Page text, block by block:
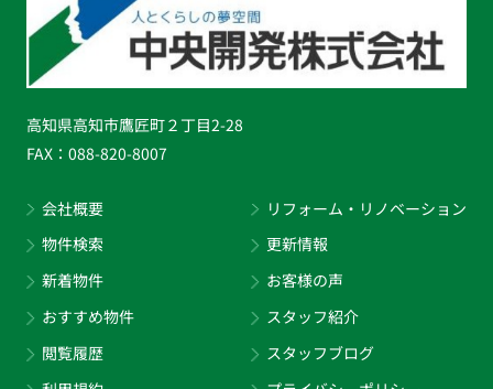
高知県高知市鷹匠町２丁目2-28
FAX： 088-820-8007
会社概要
物件検索
新着物件
おすすめ物件
閲覧履歴
リフォーム・リノベーション
更新情報
お客様の声
スタッフ紹介
スタッフブログ